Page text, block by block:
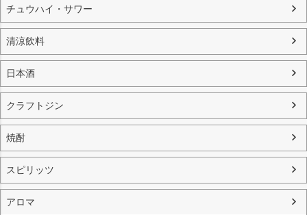
チュウハイ・サワー
清涼飲料
日本酒
クラフトジン
焼酎
スピリッツ
アロマ